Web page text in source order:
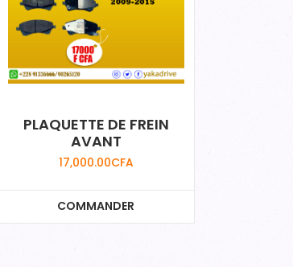
PLAQUETTE DE FREIN
AVANT
17,000.00CFA
COMMANDER